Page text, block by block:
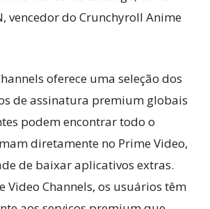
vencedor do Crunchyroll Anime
oferece uma seleção dos
de assinatura premium globais
podem encontrar todo o
diretamente no Prime Video,
de baixar aplicativos extras.
Video Channels, os usuários têm